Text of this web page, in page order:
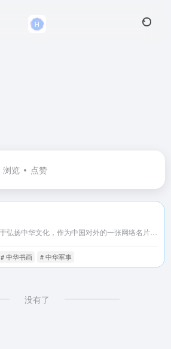
浏览 点赞
# 中华书画 # 中华军事
没有了